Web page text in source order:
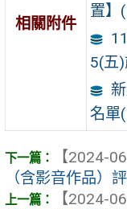
相關附件
置】
5(五)
名單
【2024-
（含影音作品）
【2024-